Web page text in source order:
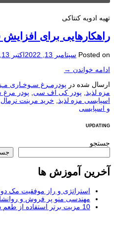
تهیه ادویه کنتاکی
راهکارهایی برای
Posted on سپتامبر 13, 2022 اکتبر 13, 2022
ادامه خواندن →
ارسال شده در پودرمـرغ سـوخـاری
مزه لذیذ, پودر کی اف سی, پودر مرغ
اسپایسی مزه لذیذ, خرید مرینت نرمال
و اسپایسی
UPDATING
جستجو
آخرین آموزش ها
استراتژی و راز موفقیت مک
مهندسی منو پر فروش و
10 مزیت برتر استفاده از طعم دهنده ها ومحصولات رستورانی مزه لذیذ